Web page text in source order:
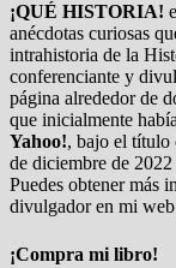
¡QUÉ HISTORIA!
anécdotas curiosas
intrahistoria de la
conferenciante y
página alrededor de
que inicialmente
Yahoo!, bajo el título
de diciembre de
Puedes obtener más
divulgador en mi
¡Compra mi libro!